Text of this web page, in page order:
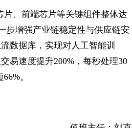
、前端芯片等关键组件整体达
步增强产业链稳定性与供应链安
数据库，实现对人工智能训
易速度提升200%，每秒处理30
。